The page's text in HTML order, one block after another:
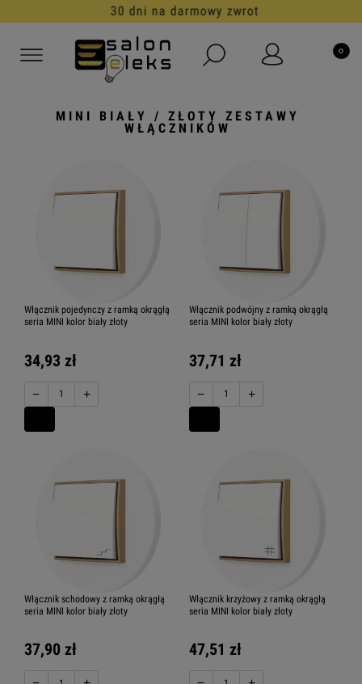
30 dni na darmowy zwrot
MINI BIAŁY / ZŁOTY ZESTAWY
WŁĄCZNIKÓW
Włącznik pojedynczy z ramką okrągłą
seria MINI kolor biały złoty
34,93 zł
− +
Włącznik podwójny z ramką okrągłą
seria MINI kolor biały złoty
37,71 zł
− +
Włącznik schodowy z ramką okrągłą
seria MINI kolor biały złoty
37,90 zł
Włącznik krzyżowy z ramką okrągłą
seria MINI kolor biały złoty
47,51 zł